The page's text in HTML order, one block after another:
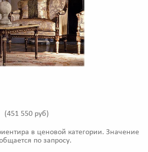
(451 550 руб)
в ценовой категории. Значение
по запросу.